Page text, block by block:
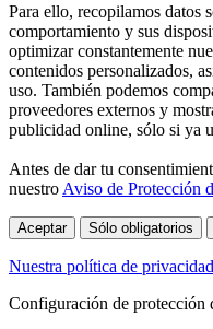
Para ello, recopilamos datos
comportamiento y sus
optimizar constantemente
contenidos personalizados,
uso. También podemos
proveedores externos y
publicidad online, sólo si ya
Antes de dar tu
nuestro Aviso de Protección
Aceptar Sólo obligatorios
Nuestra política de privacidad
Configuración de protección